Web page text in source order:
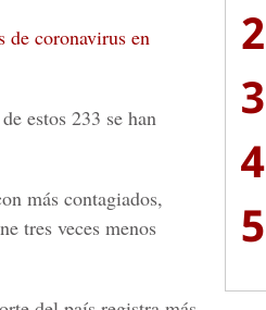
de coronavirus en
estos 233 se han
más contagiados,
tres veces menos
2
3
4
5